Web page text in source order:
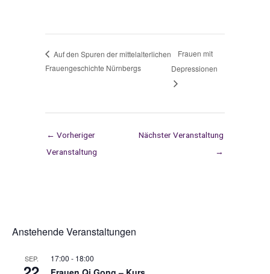
Auf den Spuren der mittelalterlichen
Frauengeschichte Nürnbergs
Frauen mit
Depressionen
← Vorheriger
Veranstaltung
Nächster Veranstaltung
→
Anstehende Veranstaltungen
SEP. 17:00 - 18:00